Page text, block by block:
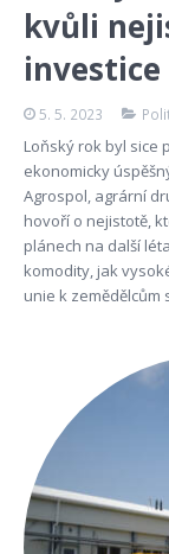
kvůli
investice
5. 5. 2023
Loňský rok byl sice
ekonomicky
Agrospol, agrární
hovoří o nejistotě,
plánech na další
komodity, jak
unie k zemědělcům